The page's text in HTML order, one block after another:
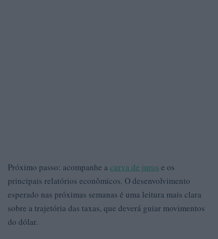
Próximo passo: acompanhe a curva de juros e os
principais relatórios econômicos. O desenvolvimento
esperado nas próximas semanas é uma leitura mais clara
sobre a trajetória das taxas, que deverá guiar movimentos
do dólar.